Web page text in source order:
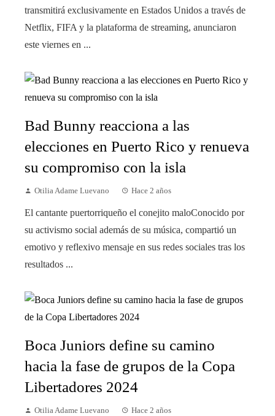
transmitirá exclusivamente en Estados Unidos a través de
Netflix, FIFA y la plataforma de streaming, anunciaron
este viernes en ...
Bad Bunny reacciona a las
elecciones en Puerto Rico y renueva
su compromiso con la isla
Otilia Adame Luevano Hace 2 años
El cantante puertorriqueño el conejito maloConocido por
su activismo social además de su música, compartió un
emotivo y reflexivo mensaje en sus redes sociales tras los
resultados ...
Boca Juniors define su camino
hacia la fase de grupos de la Copa
Libertadores 2024
Otilia Adame Luevano Hace 2 años